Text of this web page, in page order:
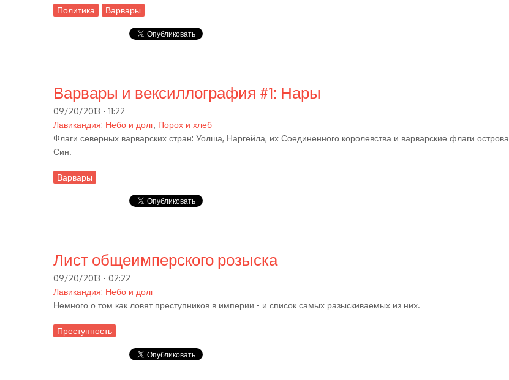
Политика Варвары
Варвары и вексиллография #1: Нары
09/20/2013 - 11:22
Лавикандия: Небо и долг, Порох и хлеб
Флаги северных варварских стран: Уолша, Наргейла, их Соединенного королевства и варварские флаги острова
Син.
Варвары
Лист общеимперского розыска
09/20/2013 - 02:22
Лавикандия: Небо и долг
Немного о том как ловят преступников в империи - и список самых разыскиваемых из них.
Преступность